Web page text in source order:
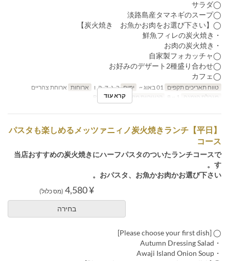
◯サラダ
◯淡路島産タマネギのスープ
◯【炭火焼き お魚かお肉をお選び下さい】
・鮮魚フィレの炭火焼き
・お肉の炭火焼き
◯自家製フォカッチャ
◯お好みのデザート2種盛り合わせ
◯カフェ
טווח תאריכים תקפים ימים ב, ג, ד, ה, ו ארוחות ארוחת צהריים
מגבלת הזמנה
קטגוריית מקום Restaurant
קרא עוד
【平日】パスタも楽しめるメッツァニィノ炭火焼きランチ
コース
当店おすすめの炭火焼きにハーフパスタのついたランチコースで
す。
おパスタ、お魚かお肉かお選び下さい。
¥ 4,580 (מס כלול)
בחירה
◯ [Please choose your first dish]
・Autumn Dressing Salad
・Awaji Island Onion Soup